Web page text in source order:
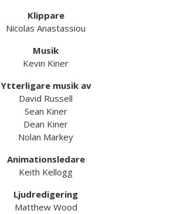
Klippare
Nicolas Anastassiou
Musik
Kevin Kiner
Ytterligare musik av
David Russell
Sean Kiner
Dean Kiner
Nolan Markey
Animationsledare
Keith Kellogg
Ljudredigering
Matthew Wood